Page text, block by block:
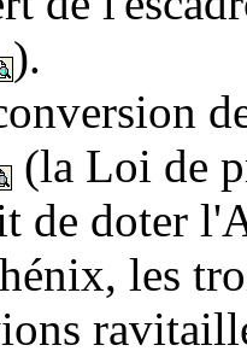
).
(la Loi de
de doter
les